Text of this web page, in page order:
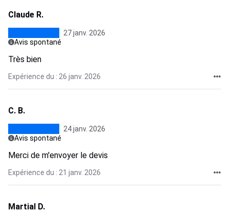
Claude R.
27 janv. 2026
Avis spontané
Très bien
Expérience du : 26 janv. 2026
C. B.
24 janv. 2026
Avis spontané
Merci de m'envoyer le devis
Expérience du : 21 janv. 2026
Martial D.